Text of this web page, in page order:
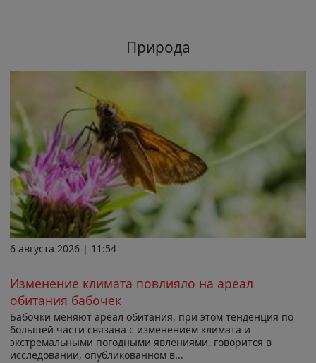
Природа
6 августа 2026 | 11:54
Изменение климата повлияло на ареал
обитания бабочек
Бабочки меняют ареал обитания, при этом тенденция по
большей части связана с изменением климата и
экстремальными погодными явлениями, говорится в
исследовании, опубликованном в...